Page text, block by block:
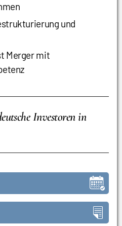
und
Merger mit
Investoren in